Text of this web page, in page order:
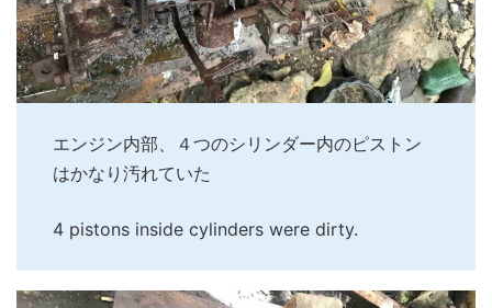
エンジン内部、４つのシリンダー内のピストン
はかなり汚れていた
4 pistons inside cylinders were dirty.